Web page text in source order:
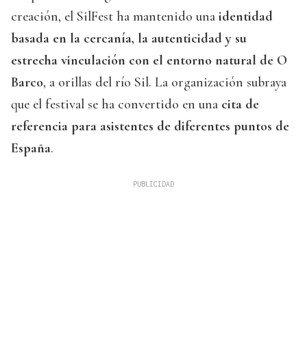
creación, el SilFest ha mantenido una identidad
basada en la cercanía, la autenticidad y su
estrecha vinculación con el entorno natural de O
Barco, a orillas del río Sil. La organización subraya
que el festival se ha convertido en una cita de
referencia para asistentes de diferentes puntos de
España.